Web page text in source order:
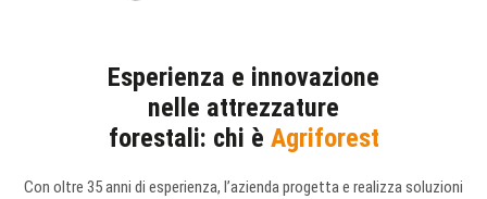
Esperienza e innovazione
nelle attrezzature
forestali: chi è Agriforest
Con oltre 35 anni di esperienza, l’azienda progetta e realizza soluzioni